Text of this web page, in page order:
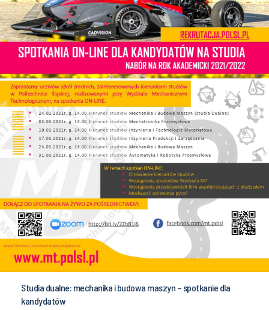
Studia dualne: mechanika i budowa maszyn – spotkanie dla
kandydatów